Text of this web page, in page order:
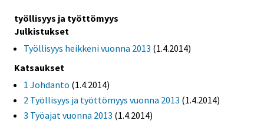
työllisyys ja työttömyys
Julkistukset
Työllisyys heikkeni vuonna 2013 (1.4.2014)
Katsaukset
1 Johdanto (1.4.2014)
2 Työllisyys ja työttömyys vuonna 2013 (1.4.2014)
3 Työajat vuonna 2013 (1.4.2014)